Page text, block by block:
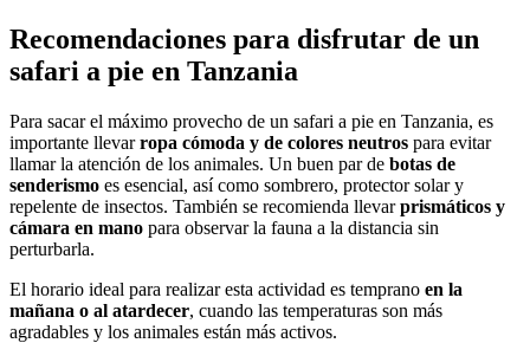
Recomendaciones para disfrutar de un
safari a pie en Tanzania
Para sacar el máximo provecho de un safari a pie en Tanzania, es
importante llevarropa cómoda y de colores neutros para evitar
llamar la atención de los animales. Un buen par de botas de
senderismo es esencial, así como sombrero, protector solar y
repelente de insectos. También se recomienda llevarprismáticos y
cámara en mano para observar la fauna a la distancia sin
perturbarla.
El horario ideal para realizar esta actividad es temprano en la
mañana o al atardecer, cuando las temperaturas son más
agradables y los animales están más activos.